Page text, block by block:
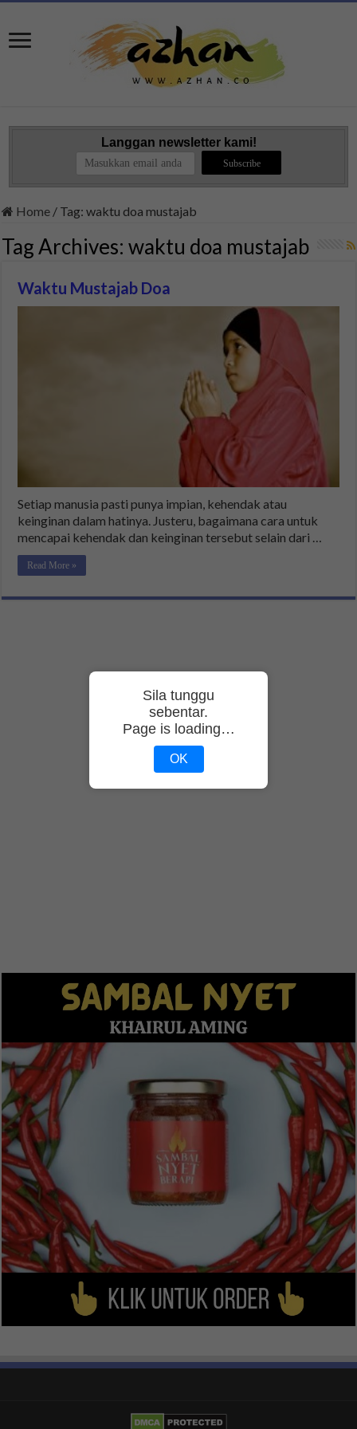
Langgan newsletter kami!
Home / Tag:waktu doa mustajab
Tag Archives:waktu doa mustajab
Waktu Mustajab Doa
Setiap manusia pasti punya impian, kehendak atau
keinginan dalam hatinya. Justeru, bagaimana cara untuk
mencapai kehendak dan keinginan tersebut selain dari …
Read More »
Sila tunggu
sebentar.
Page is loading…
OK